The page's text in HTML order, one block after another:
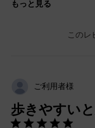
もっと見る
このレ
ご利用者様
歩きやすいと